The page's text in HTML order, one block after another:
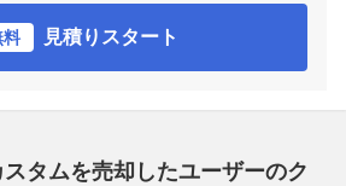
料 見積りスタート
タムを売却したユーザーのク